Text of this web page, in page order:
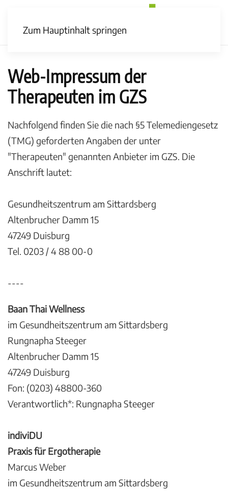
Zum Hauptinhalt springen
Web-Impressum der
Therapeuten im GZS
Nachfolgend finden Sie die nach §5 Telemediengesetz
(TMG) geforderten Angaben der unter
"Therapeuten" genannten Anbieter im GZS. Die
Anschrift lautet:
Gesundheitszentrum am Sittardsberg
Altenbrucher Damm 15
47249 Duisburg
Tel. 0203 / 4 88 00-0
----
Baan Thai Wellness
im Gesundheitszentrum am Sittardsberg
Rungnapha Steeger
Altenbrucher Damm 15
47249 Duisburg
Fon: (0203) 48800-360
Verantwortlich*: Rungnapha Steeger
indiviDU
Praxis für Ergotherapie
Marcus Weber
im Gesundheitszentrum am Sittardsberg